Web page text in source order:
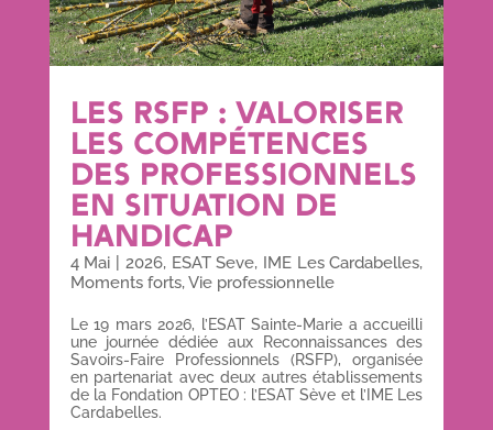
LES RSFP : VALORISER
LES COMPÉTENCES
DES PROFESSIONNELS
EN SITUATION DE
HANDICAP
4 Mai 2026, ESAT Seve, IME Les Cardabelles,
Moments forts,Vie professionnelle
Le 19 mars 2026, l’ESAT Sainte-Marie a accueilli
une journée dédiée aux Reconnaissances des
Savoirs-Faire Professionnels (RSFP), organisée
en partenariat avec deux autres établissements
de la Fondation OPTEO : l’ESAT Sève et l’IME Les
Cardabelles.